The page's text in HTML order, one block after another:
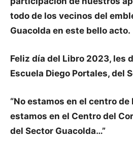
todo de los vecinos del
Guacolda en este bello acto.
Feliz día del Libro 2023, les
Escuela Diego Portales, del
“No estamos en el centro de
estamos en el Centro del
del Sector Guacolda…”